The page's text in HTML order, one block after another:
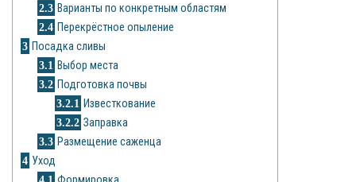
Рецепты
О сайте
2.3 Варианты по конкретным областям
2.4 Перекрёстное опыление
3 Посадка сливы
3.1 Выбор места
3.2 Подготовка почвы
3.2.1 Известкование
3.2.2 Заправка
3.3 Размещение саженца
4 Уход